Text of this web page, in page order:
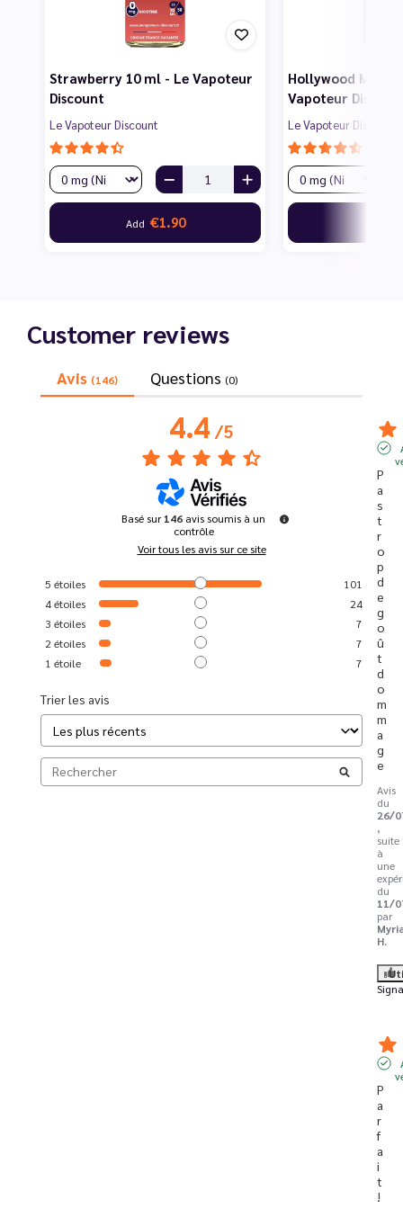
Strawberry 10 ml - Le Vapoteur
Discount
Le Vapoteur Discount
Add €1.90
Hollywood Mint
Vapoteur
Le Vapoteur Discount
Customer reviews
Avis (146) Questions (0)
4.4/5
Basé sur146 avis soumis à un
contrôle
Voir tous les avis sur ce site
5 étoiles
101
4étoiles
24
3 étoiles
7
2 étoiles
7
1 étoile 7
Trier les avis
P
a
s
t
r
o
p
d
e
g
o
û
t
d
o
m
m
a
g
e
Avis
du
26/
,
suite
à
une
du
11/
par
H.
P
a
r
f
a
i
t
!